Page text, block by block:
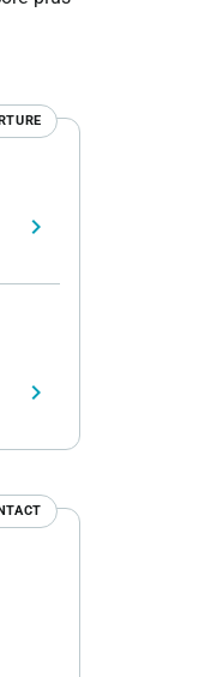
keyboard_arrow_right
keyboard_arrow_right